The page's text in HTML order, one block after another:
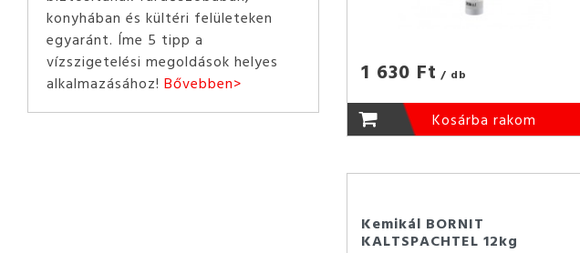
konyhában és kültéri felületeken
egyaránt. Íme 5 tipp a
vízszigetelési megoldások helyes
alkalmazásához! Bővebben> 1 630 Ft / db
Kosárba rakom
Kemikál BORNIT
KALTSPACHTEL 12kg